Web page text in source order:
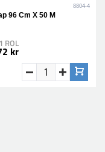
8804-4
96 Cm X 50 M
1 ROL
kr